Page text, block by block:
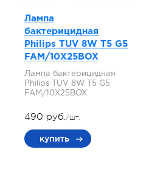
Лампа
бактерицидная
Philips TUV 8W T5 G5
FAM/10X25BOX
Лампа бактерицидная
Philips TUV 8W T5 G5
FAM/10X25BOX
490 руб./шт.
купить